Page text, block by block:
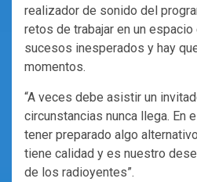
realizador de sonido del
retos de trabajar en un espacio
sucesos inesperados y hay
momentos.
“A veces debe asistir un
circunstancias nunca llega. En
tener preparado algo
tiene calidad y es nuestro
de los radioyentes”.